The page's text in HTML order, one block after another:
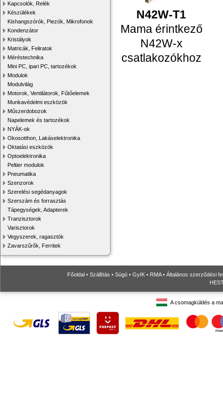
Kapcsolók, Relék
Készülékek
Kishangszórók, Piezók, Mikrofonok
Kondenzátor
Kristályok
Matricák, Feliratok
Méréstechnika
Mini PC, ipari PC, tartozékok
Modulok
Modulvilág
Motorok, Ventilátorok, Fűtőelemek
Munkavédelmi eszközök
Műszerdobozok
Napelemek és tartozékok
NYÁK-ok
Okosotthon, Lakáselektronika
Oktatási eszközök
Optoelektronika
Peltier modulok
Pneumatika
Szenzorok
Szerelési segédanyagok
Szerszám és forrasztás
Tápegységek, Adapterek
Tranzisztorok
Varisztorok
Vegyszerek, ragasztók
Zavarszűrők, Ferritek
N42W-T1
Mama érintkező
N42W-x
csatlakozókhoz
Főoldal • Szállítás • Súgó • GyIK • RMA• Általános szerződési
A csomagküldés a